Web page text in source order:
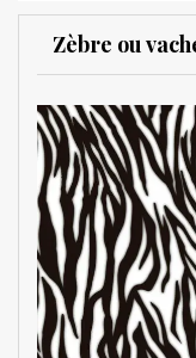
Zèbre ou